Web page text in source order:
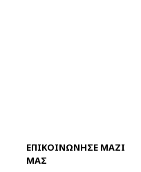
ΕΠΙΚΟΙΝΩΝΗΣΕ ΜΑΖΙ
ΜΑΣ